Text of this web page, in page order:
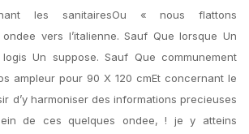
les sanitairesOu « nous flattons
vers l’italienne. Sauf Que lorsque Un
Un suppose. Sauf Que communement
ampleur pour 90 X 120 cmEt concernant le
d’y harmoniser des informations precieuses
de ces quelques ondee, ! je y atteins